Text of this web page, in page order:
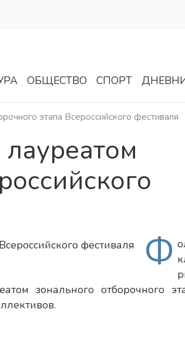
ОБЩЕСТВО СПОРТ
этапа Всероссийского фестиваля
Ф
зонального отборочного